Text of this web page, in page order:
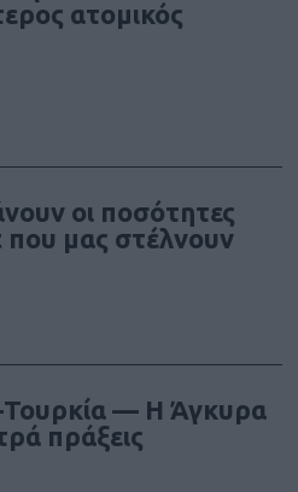
ατομικός
οι ποσότητες
μας στέλνουν
— Η Άγκυρα
πράξεις